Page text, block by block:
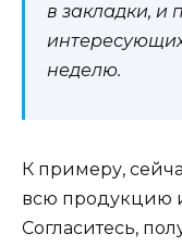
в закладки, и
неделю.
К примеру,
всю продукцию
Согласитесь,